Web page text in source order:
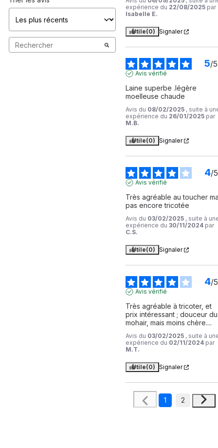
expérience du 22/08/2025 par
Isabelle E.
Utile(0) Signaler
5/5
Avis vérifié
Laine superbe .légère
moelleuse chaude
Avis du 08/02/2025 , suite à
expérience du 26/01/2025 par
M.B.
Utile(0) Signaler
4/5
Avis vérifié
Très agréable au toucher
pas encore tricotée
Avis du 03/02/2025 , suite à
expérience du 30/11/2024 par
C.S.
Utile(0) Signaler
4/5
Avis vérifié
Très agréable à tricoter, et
prix intéressant ; douceur du
mohair, mais moins chère....
Avis du 03/02/2025 , suite à
expérience du 02/11/2024 par
M.T.
Utile(0) Signaler
1 2